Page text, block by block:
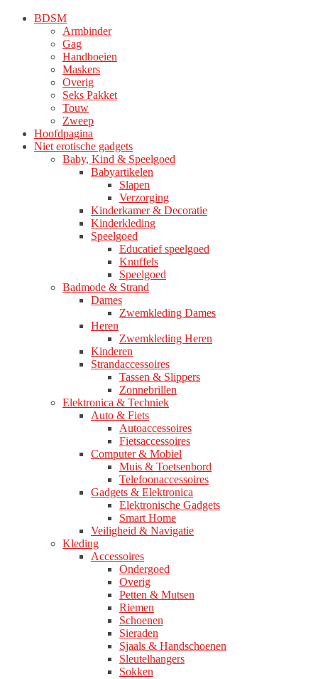
BDSM
Armbinder
Gag
Handboeien
Maskers
Overig
Seks Pakket
Touw
Zweep
Hoofdpagina
Niet erotische gadgets
Baby, Kind & Speelgoed
Babyartikelen
Slapen
Verzorging
Kinderkamer & Decoratie
Kinderkleding
Speelgoed
Educatief speelgoed
Knuffels
Speelgoed
Badmode & Strand
Dames
Zwemkleding Dames
Heren
Zwemkleding Heren
Kinderen
Strandaccessoires
Tassen & Slippers
Zonnebrillen
Elektronica & Techniek
Auto & Fiets
Autoaccessoires
Fietsaccessoires
Computer & Mobiel
Muis & Toetsenbord
Telefoonaccessoires
Gadgets & Elektronica
Elektronische Gadgets
Smart Home
Veiligheid & Navigatie
Kleding
Accessoires
Ondergoed
Overig
Petten & Mutsen
Riemen
Schoenen
Sieraden
Sjaals & Handschoenen
Sleutelhangers
Sokken